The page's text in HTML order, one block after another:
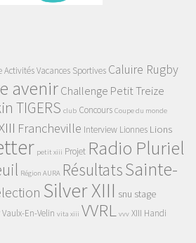
Activités Vacances Sportives Caluire Rugby
avenirChallenge Petit Treize
TIGERS club Concours Coupe du monde
Francheville Interview Lionnes Lions
petit xiii Projet Radio Pluriel
Région AURA RésultatsSainte-
Silver XIII snu stage
Vaulx-En-Velin vita xiii VVRL vvv XIII Handi